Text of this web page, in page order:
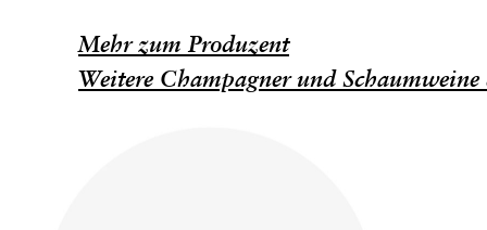
Mehr zum Produzent
Weitere Champagner und Schaumweine